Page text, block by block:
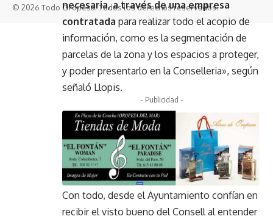
necesaria, a través de una empresa
contratada para realizar todo el acopio de
información, como es la segmentación de
parcelas de la zona y los espacios a proteger,
y poder presentarlo en la Conselleria», según
señaló Llopis.
- Publicidad -
Con todo, desde el Ayuntamiento confían en
recibir el visto bueno del Consell al entender
© 2026 Todo Oropesa. Todos los derechos reservados.